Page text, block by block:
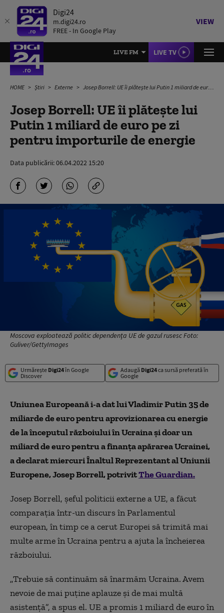
Digi24
m.digi24.ro
FREE - In Google Play
VIEW
LIVE FM LIVE TV
HOME Știri Externe Josep Borrell: UE îi plătește lui Putin 1 miliard de euro pe zi pentru importurile de energie
Josep Borrell: UE îi plătește lui
Putin 1 miliard de euro pe zi
pentru importurile de energie
Data publicării:06.04.2022 15:20
Moscova exploatează politic dependența UE de gazul rusesc Foto:
Guliver/GettyImages
Urmărește Digi24în Google
Discover
Adaugă Digi24ca sursă preferată în
Google
Uniunea Europeană i-a dat lui Vladimir Putin 35 de
miliarde de euro pentru aprovizionarea cu energie
de la începutul războiului în Ucraina și doar un
miliard de euro pentru a finanța apărarea Ucrainei,
a declarat miercuri Înaltul Reprezentant al Uniunii
Europene, Josep Borrell, potrivitThe Guardian.
Josep Borrell, șeful politicii externe a UE, a făcut
comparația într-un discurs în Parlamentul
european, în timp ce a cerut Europei să trimită mai
multe arme în Ucraina pentru a ajuta la încheierea
războiului.
„Trebuie să continuăm să înarmăm Ucraina. Avem
nevoie de mai puține aplauze și de mai multă
asistență”, a spus el. UE a promis 1 miliard de euro în